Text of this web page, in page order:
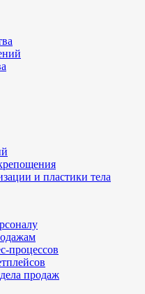
и пластики тела
процессов
продаж